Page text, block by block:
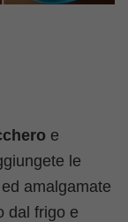
e
le
ed amalgamate
dal frigo e